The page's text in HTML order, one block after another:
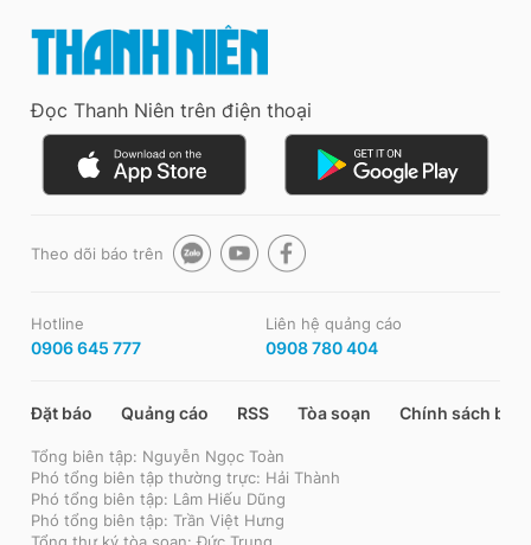
Đọc Thanh Niên trên điện thoại
Theo dõi báo trên
Hotline
0906 645 777
Liên hệ quảng cáo
0908 780 404
Đặt báo Quảng cáo RSS Tòa soạn Chính sách bảo
Tổng biên tập: Nguyễn Ngọc Toàn
Phó tổng biên tập thường trực: Hải Thành
Phó tổng biên tập: Lâm Hiếu Dũng
Phó tổng biên tập: Trần Việt Hưng
Tổng thư ký tòa soạn: Đức Trung